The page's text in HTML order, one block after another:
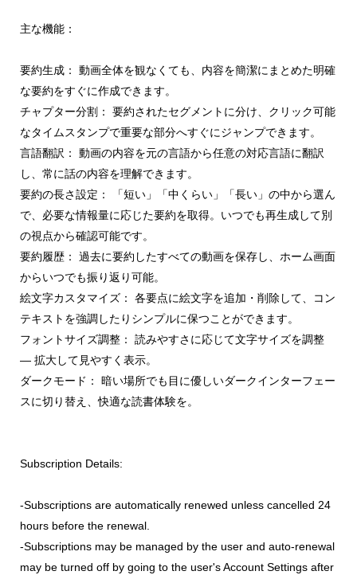
主な機能：
要約生成： 動画全体を観なくても、内容を簡潔にまとめた明確
な要約をすぐに作成できます。
チャプター分割： 要約されたセグメントに分け、クリック可能
なタイムスタンプで重要な部分へすぐにジャンプできます。
言語翻訳： 動画の内容を元の言語から任意の対応言語に翻訳
し、常に話の内容を理解できます。
要約の長さ設定： 「短い」「中くらい」「長い」の中から選ん
で、必要な情報量に応じた要約を取得。いつでも再生成して別
の視点から確認可能です。
要約履歴： 過去に要約したすべての動画を保存し、ホーム画面
からいつでも振り返り可能。
絵文字カスタマイズ： 各要点に絵文字を追加・削除して、コン
テキストを強調したりシンプルに保つことができます。
フォントサイズ調整： 読みやすさに応じて文字サイズを調整
— 拡大して見やすく表示。
ダークモード： 暗い場所でも目に優しいダークインターフェー
スに切り替え、快適な読書体験を。
Subscription Details:
-Subscriptions are automatically renewed unless cancelled 24
hours before the renewal.
-Subscriptions may be managed by the user and auto-renewal
may be turned off by going to the user's Account Settings after